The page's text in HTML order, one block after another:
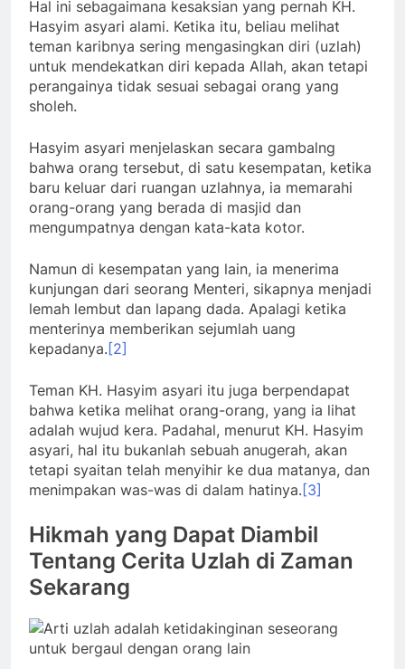
Hal ini sebagaimana kesaksian yang pernah KH.
Hasyim asyari alami. Ketika itu, beliau melihat
teman karibnya sering mengasingkan diri (uzlah)
untuk mendekatkan diri kepada Allah, akan tetapi
perangainya tidak sesuai sebagai orang yang
sholeh.
Hasyim asyari menjelaskan secara gambalng
bahwa orang tersebut, di satu kesempatan, ketika
baru keluar dari ruangan uzlahnya, ia memarahi
orang-orang yang berada di masjid dan
mengumpatnya dengan kata-kata kotor.
Namun di kesempatan yang lain, ia menerima
kunjungan dari seorang Menteri, sikapnya menjadi
lemah lembut dan lapang dada. Apalagi ketika
menterinya memberikan sejumlah uang
kepadanya.[2]
Teman KH. Hasyim asyari itu juga berpendapat
bahwa ketika melihat orang-orang, yang ia lihat
adalah wujud kera. Padahal, menurut KH. Hasyim
asyari, hal itu bukanlah sebuah anugerah, akan
tetapi syaitan telah menyihir ke dua matanya, dan
menimpakan was-was di dalam hatinya.[3]
Hikmah yang Dapat Diambil
Tentang Cerita Uzlah di Zaman
Sekarang